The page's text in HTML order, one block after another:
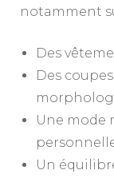
notamment
Des
Des
Une mode
Un